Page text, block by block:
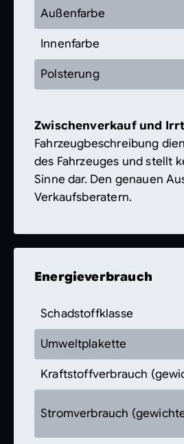
Außenfarbe
Innenfarbe
Polsterung
Zwischenverkauf und
Fahrzeugbeschreibung
des Fahrzeuges und stellt
Sinne dar. Den genauen
Verkaufsberatern.
Energieverbrauch
Schadstoffklasse
Umweltplakette
Kraftstoffverbrauch
Stromverbrauch